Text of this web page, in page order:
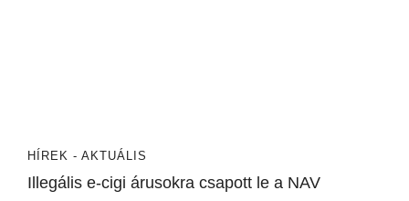
HÍREK - AKTUÁLIS
Illegális e-cigi árusokra csapott le a NAV